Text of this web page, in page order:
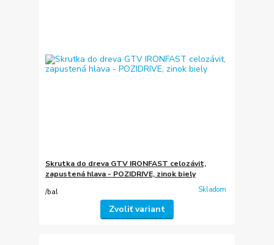
Skrutka do dreva GTV IRONFAST celozávit,
zapustená hlava - POZIDRIVE, zinok biely
/bal Skladom
Zvoliť variant